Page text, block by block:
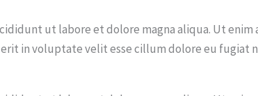
ut labore et dolore magna aliqua. Ut
in voluptate velit esse cillum dolore eu fugiat